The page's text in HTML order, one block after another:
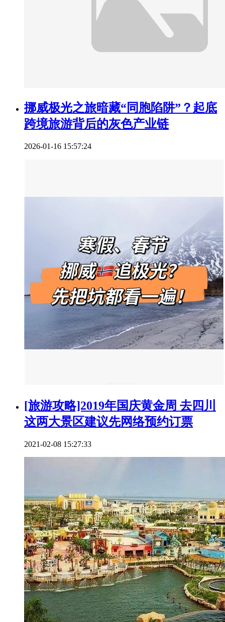
挪威极光之旅暗藏“同胞陷阱”？起底
跨境旅游背后的灰色产业链
2026-01-16 15:57:24
[旅游攻略]2019年国庆黄金周 去四川
这两大景区建议先网络预约订票
2021-02-08 15:27:33